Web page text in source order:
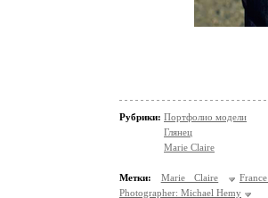
Рубрики: Портфолио модели
Глянец
Marie Claire
Метки: Marie Claire
Photographer: Michael Hemy